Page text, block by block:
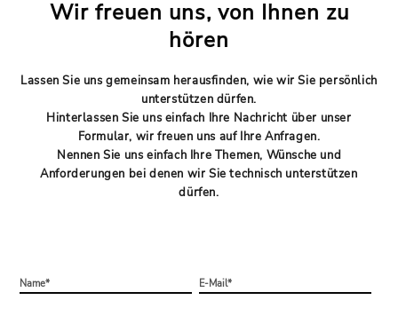
Wir freuen uns, von Ihnen zu
hören
Lassen Sie uns gemeinsam herausfinden, wie wir Sie persönlich
unterstützen dürfen.
Hinterlassen Sie uns einfach Ihre Nachricht über unser
Formular, wir freuen uns auf Ihre Anfragen.
Nennen Sie uns einfach Ihre Themen, Wünsche und
Anforderungen bei denen wir Sie technisch unterstützen
dürfen.